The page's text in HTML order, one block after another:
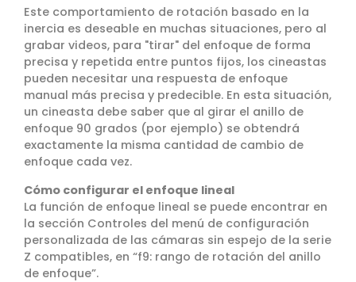
Este comportamiento de rotación basado en la
inercia es deseable en muchas situaciones, pero al
grabar videos, para "tirar" del enfoque de forma
precisa y repetida entre puntos fijos, los cineastas
pueden necesitar una respuesta de enfoque
manual más precisa y predecible. En esta situación,
un cineasta debe saber que al girar el anillo de
enfoque 90 grados (por ejemplo) se obtendrá
exactamente la misma cantidad de cambio de
enfoque cada vez.
Cómo configurar el enfoque lineal
La función de enfoque lineal se puede encontrar en
la sección Controles del menú de configuración
personalizada de las cámaras sin espejo de la serie
Z compatibles, en “f9: rango de rotación del anillo
de enfoque”.